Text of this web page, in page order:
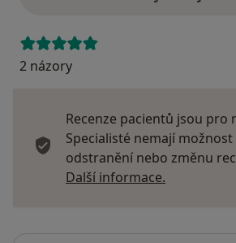
2 názory
Recenze pacientů jsou pro
Specialisté nemají
odstranění nebo změnu
Další informace.